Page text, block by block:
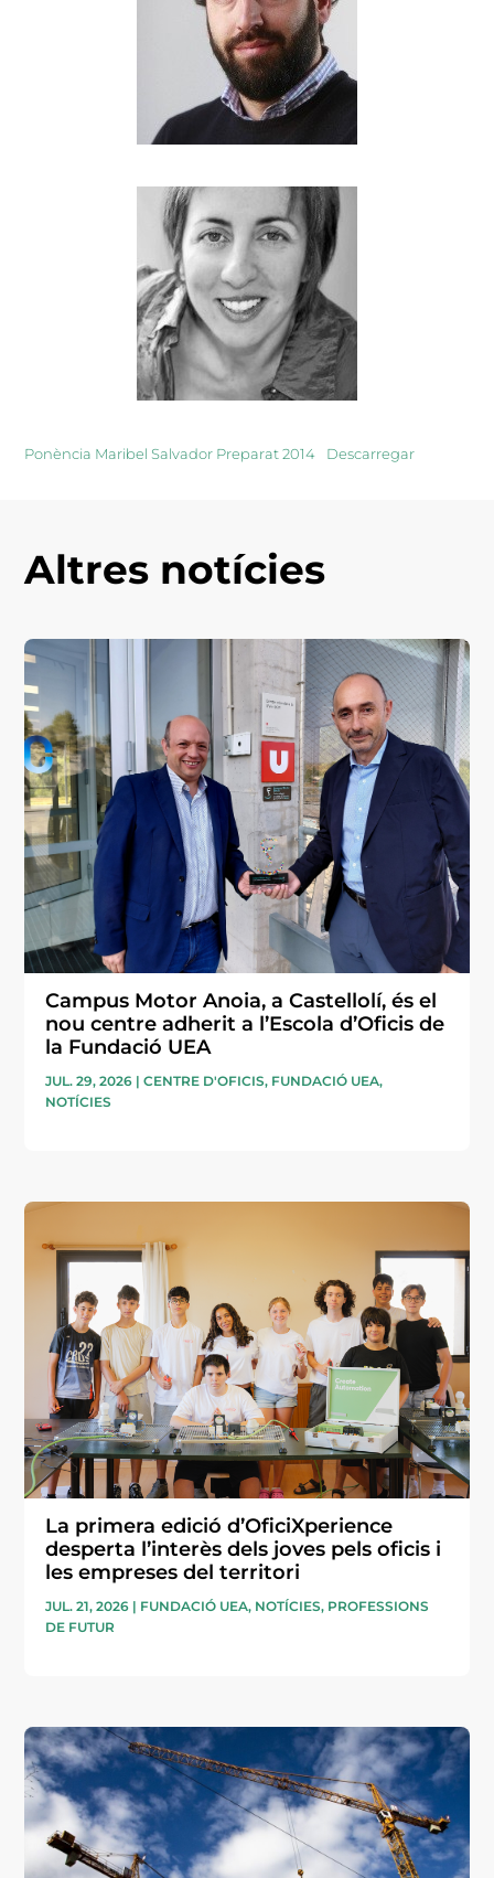
Ponència Maribel Salvador Preparat 2014 Descarregar
Altres notícies
Campus Motor Anoia, a Castellolí, és el
nou centre adherit a l’Escola d’Oficis de
la Fundació UEA
JUL. 29, 2026 |CENTRE D'OFICIS, FUNDACIÓ UEA,
NOTÍCIES
La primera edició d’OficiXperience
desperta l’interès dels joves pels oficis i
les empreses del territori
JUL. 21, 2026 | FUNDACIÓ UEA, NOTÍCIES, PROFESSIONS
DE FUTUR